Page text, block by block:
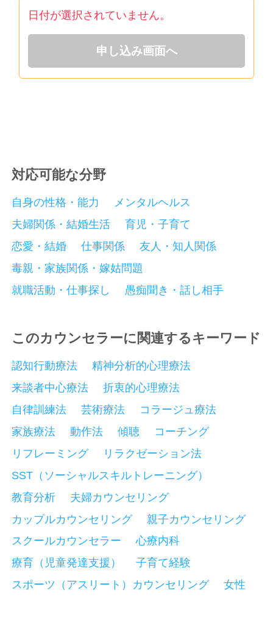
願い申し上げます。
日付が選択されていません。
申し込み画面へ
対応可能な分野
自身の性格・能力
メンタルヘルス
夫婦関係・結婚生活
育児・子育て
恋愛・結婚
仕事関係
友人・知人関係
毒親・家族関係・嫁姑問題
就職活動・仕事探し
愚痴聞き・話し相手
このカウンセラーに関連するキーワード
認知行動療法
精神分析的心理療法
来談者中心療法
折衷的心理療法
自律訓練法
芸術療法
コラージュ療法
家族療法
動作法 傾聴
コーチング
リフレーミング
リラクゼーション法
SST（ソーシャルスキルトレーニング）
教育分析
夫婦カウンセリング
カップルカウンセリング
親子カウンセリング
スクールカウンセラー
心療内科
療育（児童発達支援）
子育て経験
スポーツ（アスリート）カウンセリング
女性